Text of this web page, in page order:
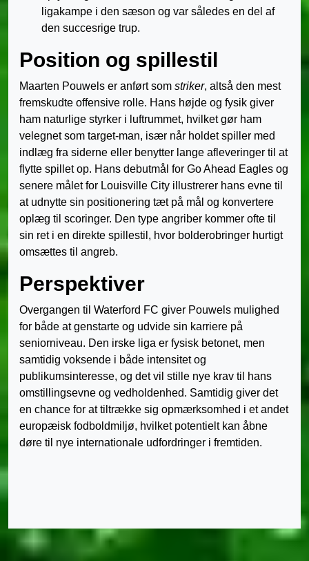
ligakampe i den sæson og var således en del af
den succesrige trup.
Position og spillestil
Maarten Pouwels er anført som striker, altså den mest
fremskudte offensive rolle. Hans højde og fysik giver
ham naturlige styrker i luftrummet, hvilket gør ham
velegnet som target-man, især når holdet spiller med
indlæg fra siderne eller benytter lange afleveringer til at
flytte spillet op. Hans debutmål for Go Ahead Eagles og
senere målet for Louisville City illustrerer hans evne til
at udnytte sin positionering tæt på mål og konvertere
oplæg til scoringer. Den type angriber kommer ofte til
sin ret i en direkte spillestil, hvor bolderobringer hurtigt
omsættes til angreb.
Perspektiver
Overgangen til Waterford FC giver Pouwels mulighed
for både at genstarte og udvide sin karriere på
seniorniveau. Den irske liga er fysisk betonet, men
samtidig voksende i både intensitet og
publikumsinteresse, og det vil stille nye krav til hans
omstillingsevne og vedholdenhed. Samtidig giver det
en chance for at tiltrække sig opmærksomhed i et andet
europæisk fodboldmiljø, hvilket potentielt kan åbne
døre til nye internationale udfordringer i fremtiden.